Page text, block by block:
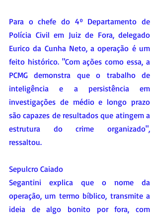
Para o chefe do 4º Departamento de
Polícia Civil em Juiz de Fora, delegado
Eurico da Cunha Neto, a operação é um
feito histórico. "Com ações como essa, a
PCMG demonstra que o trabalho de
inteligência e a persistência em
investigações de médio e longo prazo
são capazes de resultados que atingem a
estrutura do crime organizado",
ressaltou.
Sepulcro Caiado
Segantini explica que o nome da
operação, um termo bíblico, transmite a
ideia de algo bonito por fora, com